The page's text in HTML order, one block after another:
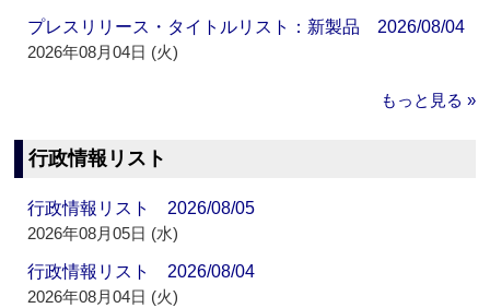
プレスリリース・タイトルリスト：新製品 2026/08/04
2026年08月04日 (火)
もっと見る »
行政情報リスト
行政情報リスト 2026/08/05
2026年08月05日 (水)
行政情報リスト 2026/08/04
2026年08月04日 (火)